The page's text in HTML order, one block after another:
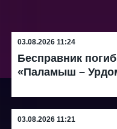
03.08.2026 11:24
Бесправник
«Паламыш –
03.08.2026 11:21